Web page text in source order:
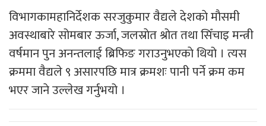
विभागकामहानिर्देशक सरजुकुमार वैद्यले देशकाे माैसमी
अवस्थाबारे सोमबार ऊर्जा, जलस्राेत श्रोत तथा सिँचाइ मन्त्री
वर्षमान पुन अनन्तलाई ब्रिफिङ गराउनुभएकाे थियो । त्यस
क्रममा वैद्यले ९ असारपछि मात्र क्रमशः पानी पर्ने क्रम कम
भएर जाने उल्लेख गर्नुभयो ।